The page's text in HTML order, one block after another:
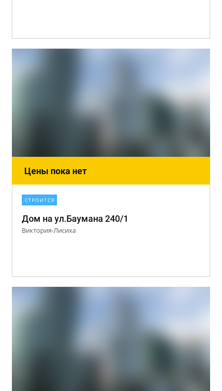
Цены пока нет
СТРОИТСЯ
Дом на ул.Баумана 240/1
Виктория-Лисиха